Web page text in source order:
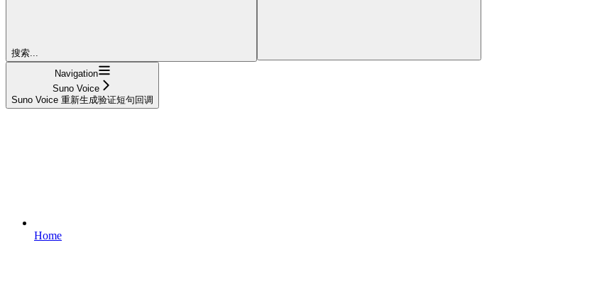
搜索...
Navigation
Suno Voice
Suno Voice 重新生成验证短句回调
Home